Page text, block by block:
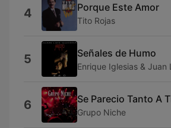
4 Porque Este Amor
Tito Rojas
5 Señales de Humo
Enrique Iglesias & Juan
6 Se Parecio Tanto A
Grupo Niche